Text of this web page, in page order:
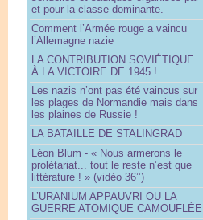
et pour la classe dominante.
Comment l’Armée rouge a vaincu
l’Allemagne nazie
LA CONTRIBUTION SOVIÉTIQUE
À LA VICTOIRE DE 1945 !
Les nazis n’ont pas été vaincus sur
les plages de Normandie mais dans
les plaines de Russie !
LA BATAILLE DE STALINGRAD
Léon Blum - « Nous armerons le
prolétariat... tout le reste n’est que
littérature ! » (vidéo 36’’)
L’URANIUM APPAUVRI OU LA
GUERRE ATOMIQUE CAMOUFLÉE